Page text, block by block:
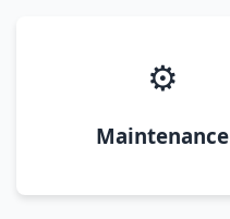
⚙️
Maintenance